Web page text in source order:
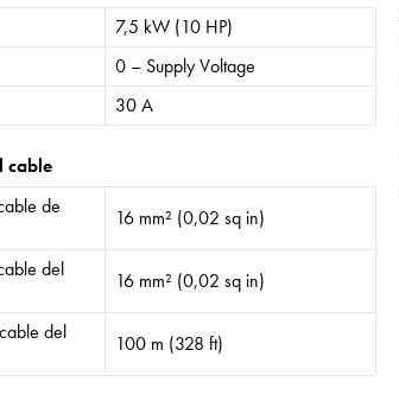
7,5 kW (10 HP)
0 – Supply Voltage
30 A
cable
de
16 mm² (0,02 sq in)
del
16 mm² (0,02 sq in)
del
100 m (328 ft)